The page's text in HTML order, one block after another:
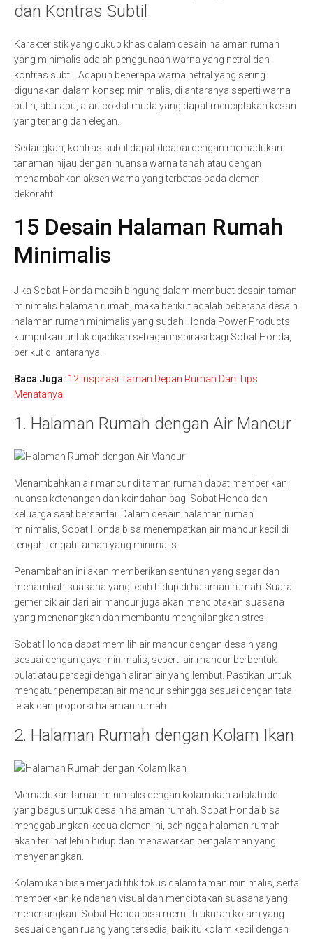
dan Kontras Subtil
Karakteristik yang cukup khas dalam desain halaman rumah
yang minimalis adalah penggunaan warna yang netral dan
kontras subtil. Adapun beberapa warna netral yang sering
digunakan dalam konsep minimalis, di antaranya seperti warna
putih, abu-abu, atau coklat muda yang dapat menciptakan kesan
yang tenang dan elegan.
Sedangkan, kontras subtil dapat dicapai dengan memadukan
tanaman hijau dengan nuansa warna tanah atau dengan
menambahkan aksen warna yang terbatas pada elemen
dekoratif.
15 Desain Halaman Rumah
Minimalis
Jika Sobat Honda masih bingung dalam membuat desain taman
minimalis halaman rumah, maka berikut adalah beberapa desain
halaman rumah minimalis yang sudah Honda Power Products
kumpulkan untuk dijadikan sebagai inspirasi bagi Sobat Honda,
berikut di antaranya.
Baca Juga: 12 Inspirasi Taman Depan Rumah Dan Tips
Menatanya
1. Halaman Rumah dengan Air Mancur
Menambahkan air mancur di taman rumah dapat memberikan
nuansa ketenangan dan keindahan bagi Sobat Honda dan
keluarga saat bersantai. Dalam desain halaman rumah
minimalis, Sobat Honda bisa menempatkan air mancur kecil di
tengah-tengah taman yang minimalis.
Penambahan ini akan memberikan sentuhan yang segar dan
menambah suasana yang lebih hidup di halaman rumah. Suara
gemericik air dari air mancur juga akan menciptakan suasana
yang menenangkan dan membantu menghilangkan stres.
Sobat Honda dapat memilih air mancur dengan desain yang
sesuai dengan gaya minimalis, seperti air mancur berbentuk
bulat atau persegi dengan aliran air yang lembut. Pastikan untuk
mengatur penempatan air mancur sehingga sesuai dengan tata
letak dan proporsi halaman rumah.
2. Halaman Rumah dengan Kolam Ikan
Memadukan taman minimalis dengan kolam ikan adalah ide
yang bagus untuk desain halaman rumah. Sobat Honda bisa
menggabungkan kedua elemen ini, sehingga halaman rumah
akan terlihat lebih hidup dan menawarkan pengalaman yang
menyenangkan.
Kolam ikan bisa menjadi titik fokus dalam taman minimalis, serta
memberikan keindahan visual dan menciptakan suasana yang
menenangkan. Sobat Honda bisa memilih ukuran kolam yang
sesuai dengan ruang yang tersedia, baik itu kolam kecil dengan